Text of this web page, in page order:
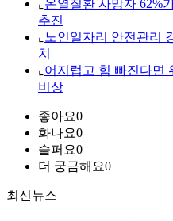
⌞ 온열질환 사망자 62%
추진
⌞ 노인일자리 안전관리
치
⌞ 어지럽고 힘 빠진다면
비상
좋아요0
화나요0
슬퍼요0
더 궁금해요0
최신뉴스